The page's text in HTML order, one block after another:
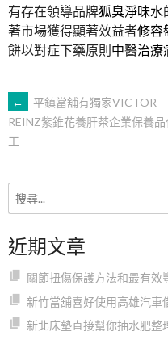
有存在領導品牌狐臭淨味水
著市場獲得顯著效益者修容
餅以對症下藥原則中醫治療
文
章
導
覽
←
平鎮當舖有獨家VICTOR
REINZ紫錐花養肝茶企業保養品
工
近期文章
關節扭傷保護方法和最有效
新竹當舖喜好使用高雄汽車
新北床墊直接幫你抽水肥整